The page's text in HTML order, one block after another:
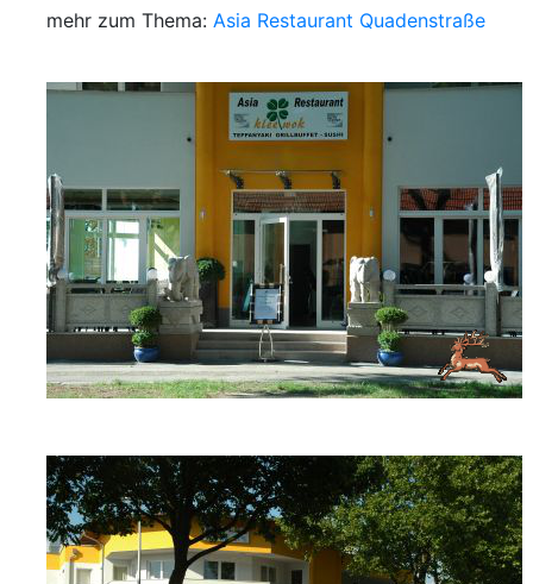
mehr zum Thema: Asia Restaurant Quadenstraße